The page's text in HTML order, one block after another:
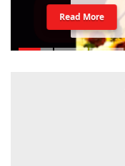
Read More